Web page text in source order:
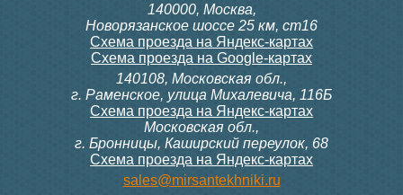
102 114
140000, Москва,
Новорязанское шоссе 25 км, ст16
Схема проезда на Яндекс-картах
Схема проезда на Google-картах
140108, Московская обл.,
г. Раменское, улица Михалевича, 116Б
Схема проезда на Яндекс-картах
Московская обл.,
г. Бронницы, Каширский переулок, 68
Схема проезда на Яндекс-картах
sales@mirsantekhniki.ru